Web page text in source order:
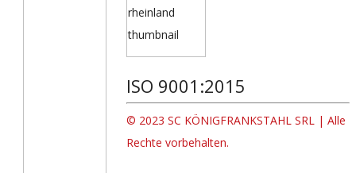
ISO 9001:2015
© 2023 SC KÖNIGFRANKSTAHL SRL | Alle
Rechte vorbehalten.